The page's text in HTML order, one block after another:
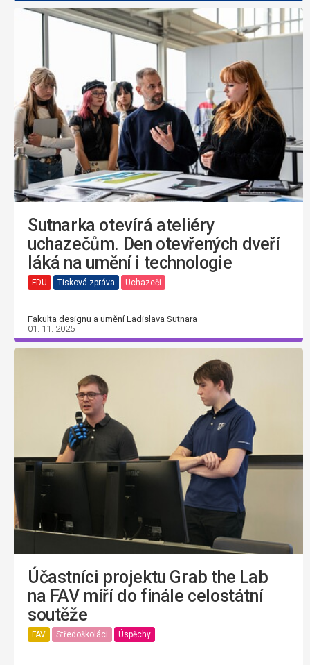
Sutnarka otevírá ateliéry
uchazečům. Den otevřených dveří
láká na umění i technologie
FDU Tisková zpráva Uchazeči
Fakulta designu a umění Ladislava Sutnara
01. 11. 2025
Účastníci projektu Grab the Lab
na FAV míří do finále celostátní
soutěže
FAV Středoškoláci Úspěchy